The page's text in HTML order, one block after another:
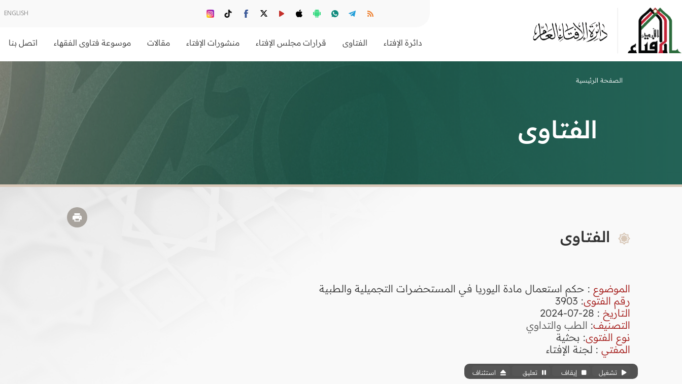
ENGLISH
دائرة الإفتاء الفتاوى قرارات مجلس الإفتاء منشورات الإفتاء مقالات موسوعة فتاوى الفقهاء اتصل بنا
الصفحة الرئيسية
الفتاوى
الفتاوى
الموضوع : حكم استعمال مادة اليوريا في المستحضرات التجميلية والطبية
رقم الفتوى:
3903
التاريخ : 28-07-2024
التصنيف: الطب والتداوي
نوع الفتوى: بحثية
المفتي : لجنة الإفتاء
تشغيل إيقاف تعليق استئناف